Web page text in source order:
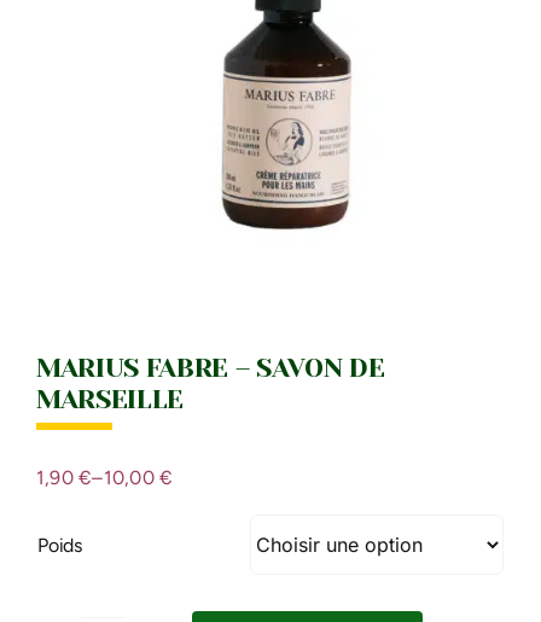
MARIUS FABRE – SAVON DE
MARSEILLE
1,90€–10,00€
Poids